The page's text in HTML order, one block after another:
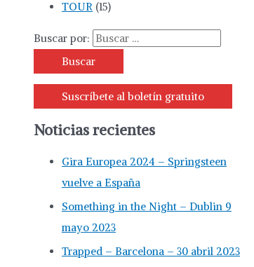
TOUR (15)
Buscar por:
Suscríbete al boletín gratuito
Noticias recientes
Gira Europea 2024 – Springsteen
vuelve a España
Something in the Night – Dublin 9
mayo 2023
Trapped – Barcelona – 30 abril 2023